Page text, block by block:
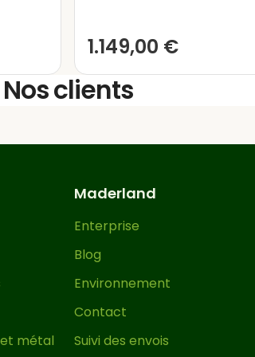
une large gamme de couleurs
brune associée aux
massives. Il est important de
environ une heureà deux
exclusif en peu de temps.
pergola en bois unique et de
1.149,00 €
Nos clients
métal
Maderland
Enterprise
Blog
Environnement
Contact
Suivi des envois